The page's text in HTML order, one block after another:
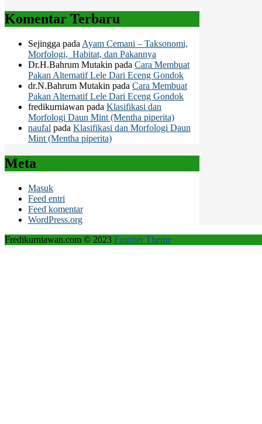
Komentar Terbaru
Sejingga pada Ayam Cemani – Taksonomi,
Morfologi, Habitat, dan Pakannya
Dr.H.Bahrum Mutakin pada Cara Membuat
Pakan Alternatif Lele Dari Eceng Gondok
dr.N.Bahrum Mutakin pada Cara Membuat
Pakan Alternatif Lele Dari Eceng Gondok
fredikurniawan pada Klasifikasi dan
Morfologi Daun Mint (Mentha piperita)
naufal pada Klasifikasi dan Morfologi Daun
Mint (Mentha piperita)
Meta
Masuk
Feed entri
Feed komentar
WordPress.org
Fredikurniawan.com © 2023 Frontier Theme